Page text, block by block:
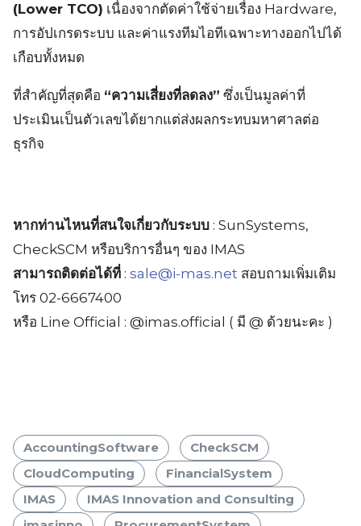
(Lower TCO) เนื่องจากตัดค่าใช้จ่ายเรื่อง Hardware,
การอัปเกรดระบบ และค่าแรงทีมไอทีเฉพาะทางออกไปได้
เกือบทั้งหมด
ที่สำคัญที่สุดคือ “ความเสี่ยงที่ลดลง” ซึ่งเป็นมูลค่าที่
ประเมินเป็นตัวเลขได้ยากแต่ส่งผลกระทบมหาศาลต่อ
ธุรกิจ
หากท่านไหนที่สนใจเกี่ยวกับระบบ : SunSystems,
CheckSCM หรือบริการอื่นๆ ของ IMAS
สามารถติดต่อได้ที่ : sale@i-mas.net สอบถามเพิ่มเติม
โทร 02-6667400
หรือ Line Official : @imas.official ( มี @ ด้วยนะคะ )
AccountingSoftware
CheckSCM
CloudComputing
FinancialSystem
IMAS
IMAS Innovation and Consulting